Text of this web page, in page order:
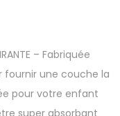
– Fabriquée
fournir une couche la
pour votre enfant
super absorbant